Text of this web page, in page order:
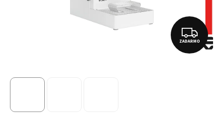
Z
A
ZADARMO